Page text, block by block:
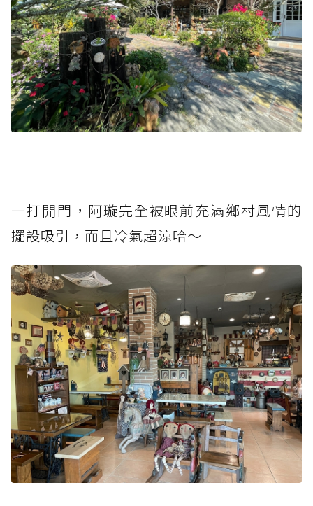
一打開門，阿璇完全被眼前充滿鄉村風情的
擺設吸引，而且冷氣超涼哈～